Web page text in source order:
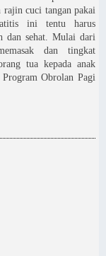
cuci tangan pakai
ini tentu harus
dan sehat. Mulai dari
dan tingkat
tua kepada anak
Obrolan Pagi